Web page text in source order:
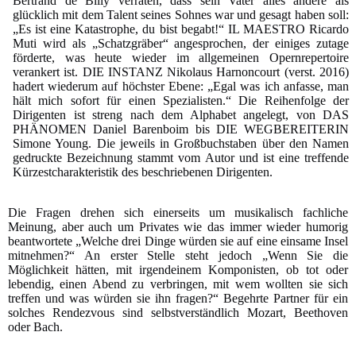
glücklich mit dem Talent seines Sohnes war und gesagt haben soll:
„Es ist eine Katastrophe, du bist begabt!“ IL MAESTRO Ricardo
Muti wird als „Schatzgräber“ angesprochen, der einiges zutage
förderte, was heute wieder im allgemeinen Opernrepertoire
verankert ist. DIE INSTANZ Nikolaus Harnoncourt (verst. 2016)
hadert wiederum auf höchster Ebene: „Egal was ich anfasse, man
hält mich sofort für einen Spezialisten.“ Die Reihenfolge der
Dirigenten ist streng nach dem Alphabet angelegt, von DAS
PHÄNOMEN Daniel Barenboim bis DIE WEGBEREITERIN
Simone Young. Die jeweils in Großbuchstaben über den Namen
gedruckte Bezeichnung stammt vom Autor und ist eine treffende
Kürzestcharakteristik des beschriebenen Dirigenten.
Die Fragen drehen sich einerseits um musikalisch fachliche
Meinung, aber auch um Privates wie das immer wieder humorig
beantwortete „Welche drei Dinge würden sie auf eine einsame Insel
mitnehmen?“ An erster Stelle steht jedoch „Wenn Sie die
Möglichkeit hätten, mit irgendeinem Komponisten, ob tot oder
lebendig, einen Abend zu verbringen, mit wem wollten sie sich
treffen und was würden sie ihn fragen?“ Begehrte Partner für ein
solches Rendezvous sind selbstverständlich Mozart, Beethoven
oder Bach.